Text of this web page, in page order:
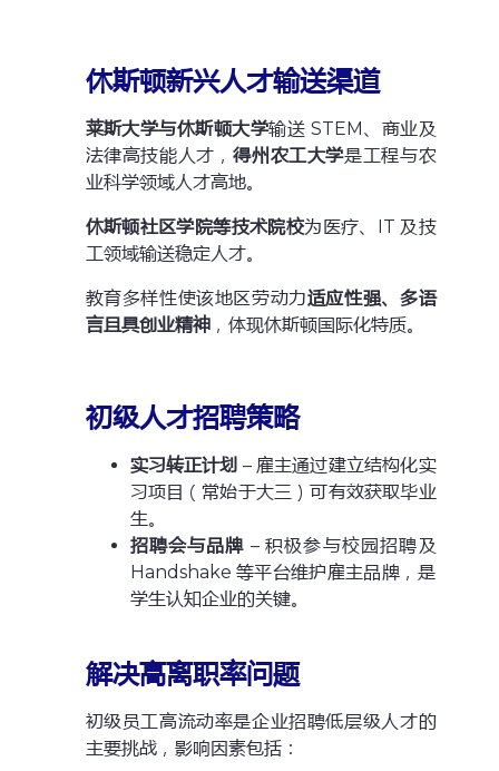
休斯顿新兴人才输送渠道
莱斯大学与休斯顿大学输送 STEM、商业及
法律高技能人才，得州农工大学是工程与农
业科学领域人才高地。
休斯顿社区学院等技术院校为医疗、IT 及技
工领域输送稳定人才。
教育多样性使该地区劳动力适应性强、多语
言且具创业精神，体现休斯顿国际化特质。
初级人才招聘策略
实习转正计划 – 雇主通过建立结构化实
习项目（常始于大三）可有效获取毕业
生。
招聘会与品牌 – 积极参与校园招聘及
Handshake 等平台维护雇主品牌，是
学生认知企业的关键。
解决高离职率问题
初级员工高流动率是企业招聘低层级人才的
主要挑战，影响因素包括：